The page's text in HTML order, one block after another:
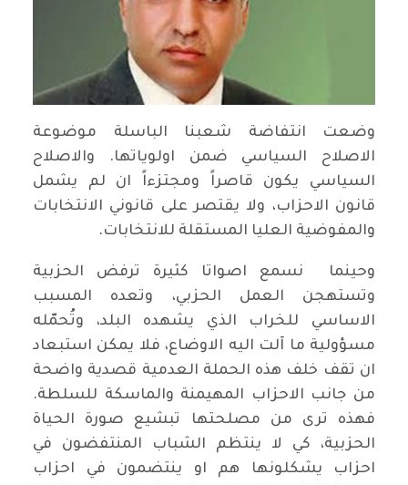
وضعت انتفاضة شعبنا الباسلة موضوعة
الاصلاح السياسي ضمن اولوياتها. والاصلاح
السياسي يكون قاصراً ومجتزءاً ان لم يشمل
قانون الاحزاب، ولا يقتصر على قانوني الانتخابات
والمفوضية العليا المستقلة للانتخابات.
وحينما نسمع اصواتا كثيرة ترفض الحزبية
وتستهجن العمل الحزبي، وتعده المسبب
الاساسي للخراب الذي يشهده البلد، وتُحمّله
مسؤولية ما آلت اليه الاوضاع، فلا يمكن استبعاد
ان تقف خلف هذه الحملة العدمية قصدية واضحة
من جانب الاحزاب المهيمنة والماسكة للسلطة.
فهذه ترى من مصلحتها تبشيع صورة الحياة
الحزبية، كي لا ينتظم الشباب المنتفضون في
احزاب يشكلونها هم او ينتضمون في احزاب